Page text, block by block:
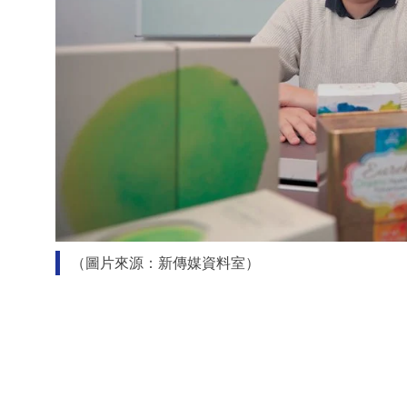
（圖片來源：新傳媒資料室）